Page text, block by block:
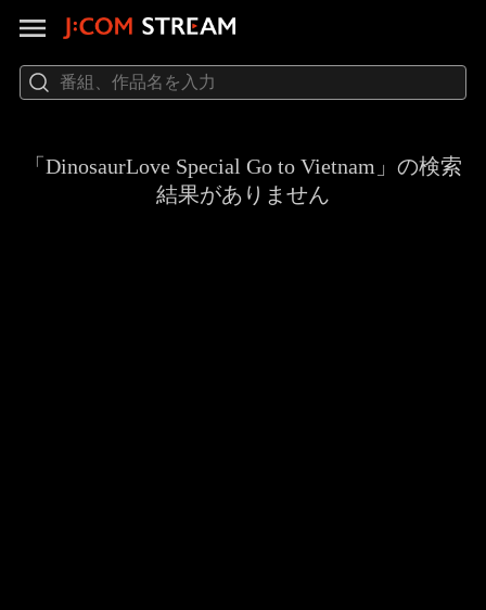
「DinosaurLove Special Go to Vietnam」の検索
結果がありません